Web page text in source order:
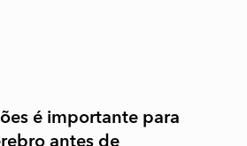
é importante para
antes de